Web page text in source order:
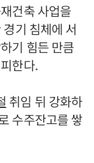
건축 사업을
기 침체에 서
기 힘든 만큼
한다.
취임 뒤 강화하
수주잔고를 쌓